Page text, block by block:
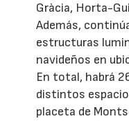
Gràcia, Horta-
Además,
estructuras
navideños en
En total, habrá
distintos
placeta de